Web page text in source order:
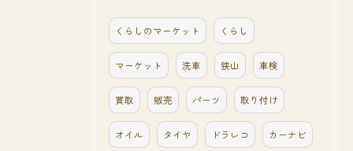
くらしのマーケット くらし
マーケット 洗車 狭山 車検
買取 販売 パーツ 取り付け
オイル タイヤ ドラレコ カーナビ